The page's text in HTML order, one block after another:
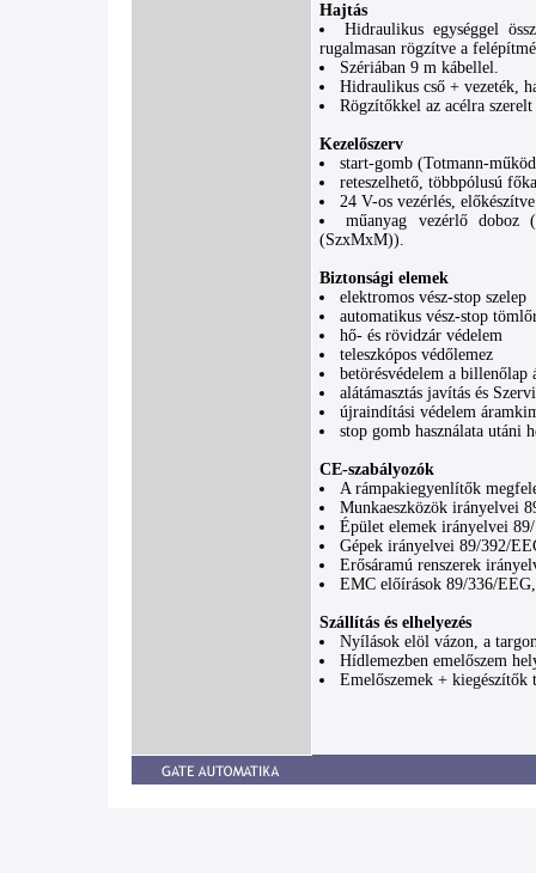
Hajtás
Hidraulikus egységgel
rugalmasan rögzítve a
Szériában 9 m kábellel.
Hidraulikus cső + vezeték,
Rögzítőkkel az acélra szerelt
Kezelőszerv
start-gomb (Totmann-
reteszelhető, többpólusú
24 V-os vezérlés,
műanyag vezérlő
(SzxMxM)).
Biztonsági elemek
elektromos vész-stop szelep
automatikus vész-stop
hő- és rövidzár védelem
teleszkópos védőlemez
betörésvédelem a billenőlap
alátámasztás javítás és
újraindítási védelem
stop gomb használata utáni
CE-szabályozók
A rámpakiegyenlítők
Munkaeszközök irányelvei
Épület elemek irányelvei
Gépek irányelvei 89/392/
Erősáramú renszerek
EMC előírások 89/336/
Szállítás és elhelyezés
Nyílások elöl vázon, a
Hídlemezben emelőszem
Emelőszemek + kiegészítők